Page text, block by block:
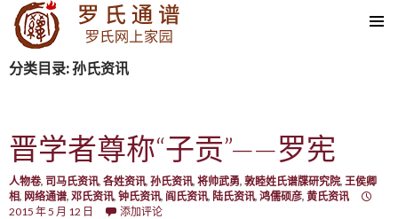
SKIP TO CONTENT
分类目录: 孙氏资讯
晋学者尊称“子贡”——罗宪
人物卷, 司马氏资讯, 各姓资讯, 孙氏资讯, 将帅武勇, 敦睦姓氏谱牒研究院, 王侯卿
相, 网络通谱, 邓氏资讯, 钟氏资讯, 阎氏资讯, 陆氏资讯, 鸿儒硕彦, 黄氏资讯
2015 年 5 月 12 日
添加评论